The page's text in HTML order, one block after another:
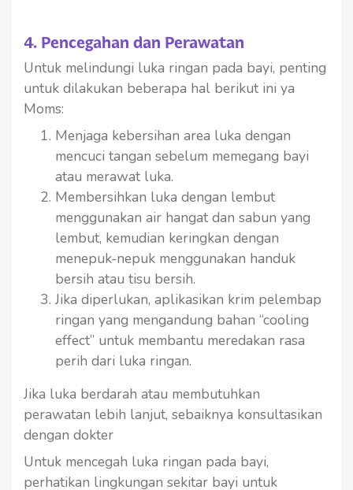
4. Pencegahan dan Perawatan
Untuk melindungi luka ringan pada bayi, penting
untuk dilakukan beberapa hal berikut ini ya
Moms:
Menjaga kebersihan area luka dengan
mencuci tangan sebelum memegang bayi
atau merawat luka.
Membersihkan luka dengan lembut
menggunakan air hangat dan sabun yang
lembut, kemudian keringkan dengan
menepuk-nepuk menggunakan handuk
bersih atau tisu bersih.
Jika diperlukan, aplikasikan krim pelembap
ringan yang mengandung bahan “cooling
effect” untuk membantu meredakan rasa
perih dari luka ringan.
Jika luka berdarah atau membutuhkan
perawatan lebih lanjut, sebaiknya konsultasikan
dengan dokter
Untuk mencegah luka ringan pada bayi,
perhatikan lingkungan sekitar bayi untuk